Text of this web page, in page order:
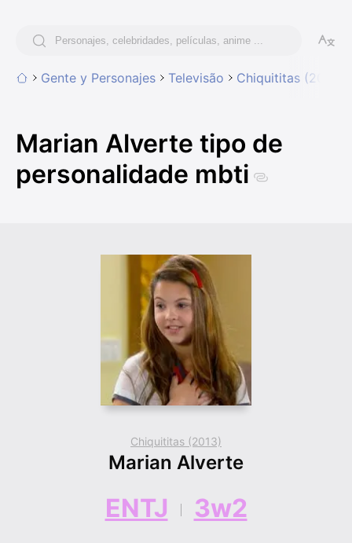
Gente y Personajes Televisão Chiquititas (2013)
Marian Alverte tipo de
personalidade mbti
Chiquititas (2013)
Marian Alverte
ENTJ 3w2